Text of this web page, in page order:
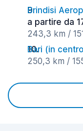
Brindisi
a partire da
243,3 km /
Bari (in
250,3 km /